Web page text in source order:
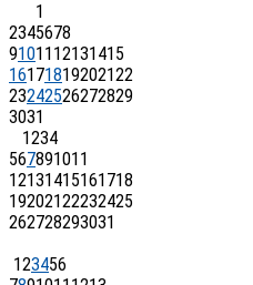
1
2345678
91011 12131415
16171819202122
23242526272829
3031
1234
567891011
12131415161718
19202122232425
262728293031
123456